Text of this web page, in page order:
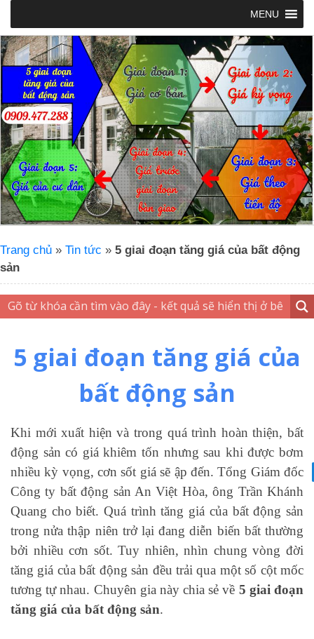
MENU
Trang chủ » Tin tức » 5 giai đoạn tăng giá của bất động
sản
5 giai đoạn tăng giá của
bất động sản
Khi mới xuất hiện và trong quá trình hoàn thiện, bất
động sản có giá khiêm tốn nhưng sau khi được bơm
nhiều kỳ vọng, cơn sốt giá sẽ ập đến.Tổng Giám đốc
Công ty bất động sản An Việt Hòa, ông Trần Khánh
Quang cho biết. Quá trình tăng giá của bất động sản
trong nửa thập niên trở lại đang diễn biến bất thường
bởi nhiều cơn sốt. Tuy nhiên, nhìn chung vòng đời
tăng giá của bất động sản đều trải qua một số cột mốc
tương tự nhau. Chuyên gia này chia sẻ về 5 giai đoạn
tăng giá của bất động sản.